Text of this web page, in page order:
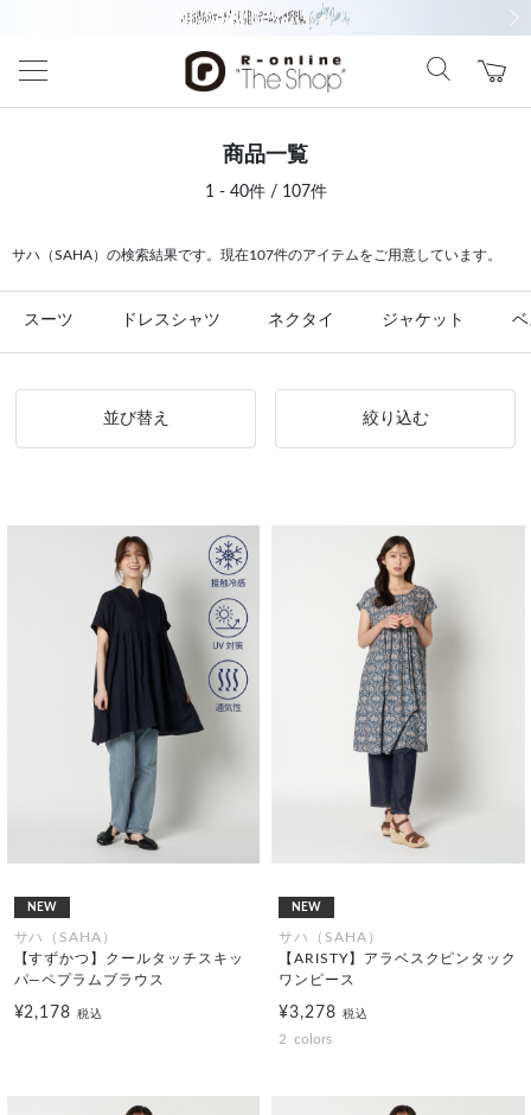
商品一覧
1 - 40件 / 107件
サハ（SAHA）の検索結果です。現在107件のアイテムをご用意しています。
スーツ ドレスシャツ ネクタイ ジャケット
並び替え 絞り込む
NEW
サハ（SAHA）
【すずかつ】クールタッチスキッ
パ―ペプラムブラウス
¥2,178税込
NEW
サハ（SAHA）
【ARISTY】アラベスクピンタック
ワンピース
¥3,278 税込
2 colors